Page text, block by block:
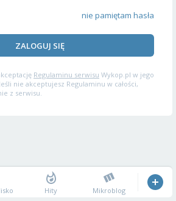
nie pamiętam hasła
ZALOGUJ SIĘ
Regulaminu serwisu Wykop.pl w jego
nie akceptujesz Regulaminu w całości,
z serwisu.
Hity Mikroblog